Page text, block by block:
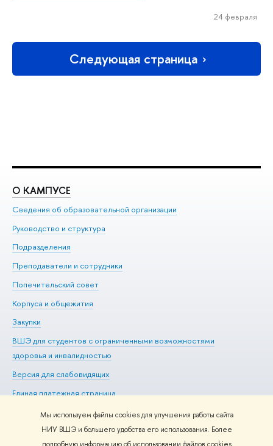
Мы используем файлы cookies для улучшения работы сайта
НИУ ВШЭ и большего удобства его использования. Более
24 февраля
Следующая страница
О КАМПУСЕ
Сведения об образовательной организации
Руководство и структура
Подразделения
Преподаватели и сотрудники
Попечительский совет
Корпуса и общежития
Закупки
ВШЭ для студентов с ограниченными возможностями
здоровья и инвалидностью
Версия для слабовидящих
Единая платежная страница